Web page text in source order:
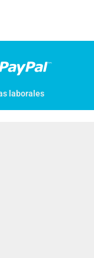
laborales